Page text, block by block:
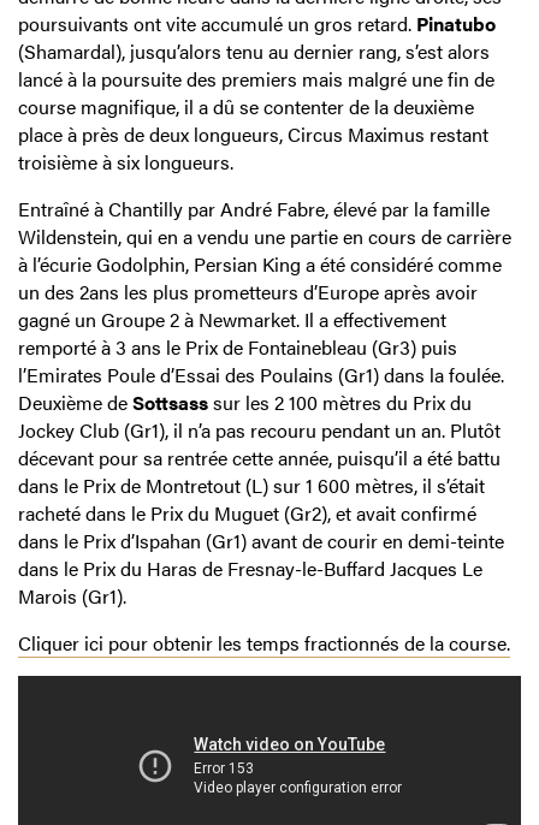
poursuivants ont vite accumulé un gros retard. Pinatubo
(Shamardal), jusqu’alors tenu au dernier rang, s’est alors
lancé à la poursuite des premiers mais malgré une fin de
course magnifique, il a dû se contenter de la deuxième
place à près de deux longueurs, Circus Maximus restant
troisième à six longueurs.
Entraîné à Chantilly par André Fabre, élevé par la famille
Wildenstein, qui en a vendu une partie en cours de carrière
à l’écurie Godolphin, Persian King a été considéré comme
un des 2ans les plus prometteurs d’Europe après avoir
gagné un Groupe 2 à Newmarket. Il a effectivement
remporté à 3 ans le Prix de Fontainebleau (Gr3) puis
l’Emirates Poule d’Essai des Poulains (Gr1) dans la foulée.
Deuxième deSottsasssur les 2 100 mètres du Prix du
Jockey Club (Gr1), il n’a pas recouru pendant un an. Plutôt
décevant pour sa rentrée cette année, puisqu’il a été battu
dans le Prix de Montretout (L) sur 1 600 mètres, il s’était
racheté dans le Prix du Muguet (Gr2), et avait confirmé
dans le Prix d’Ispahan (Gr1) avant de courir en demi-teinte
dans le Prix du Haras de Fresnay-le-Buffard Jacques Le
Marois (Gr1).
Cliquer ici pour obtenir les temps fractionnés de la course.